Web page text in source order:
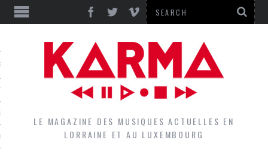
LE MAGAZINE DES MUSIQUES ACTUELLES EN
LORRAINE ET AU LUXEMBOURG